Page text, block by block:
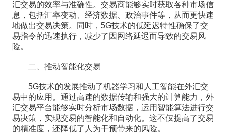
汇交易的效率与准确性。交易商能够实时获取各种市场信
息，包括汇率变动、经济数据、政治事件等，从而更快速
地做出交易决策。同时，5G技术的低延迟特性确保了交
易指令的迅速执行，减少了因网络延迟而导致的交易风
险。
二、推动智能化交易
5G技术的发展推动了机器学习和人工智能在外汇交
易中的应用。通过高速的数据传输和强大的计算能力，外
汇交易平台能够实时分析市场数据，运用智能算法进行交
易决策，实现交易的智能化和自动化。这不仅提高了交易
的精准度，还降低了人为干预带来的风险。